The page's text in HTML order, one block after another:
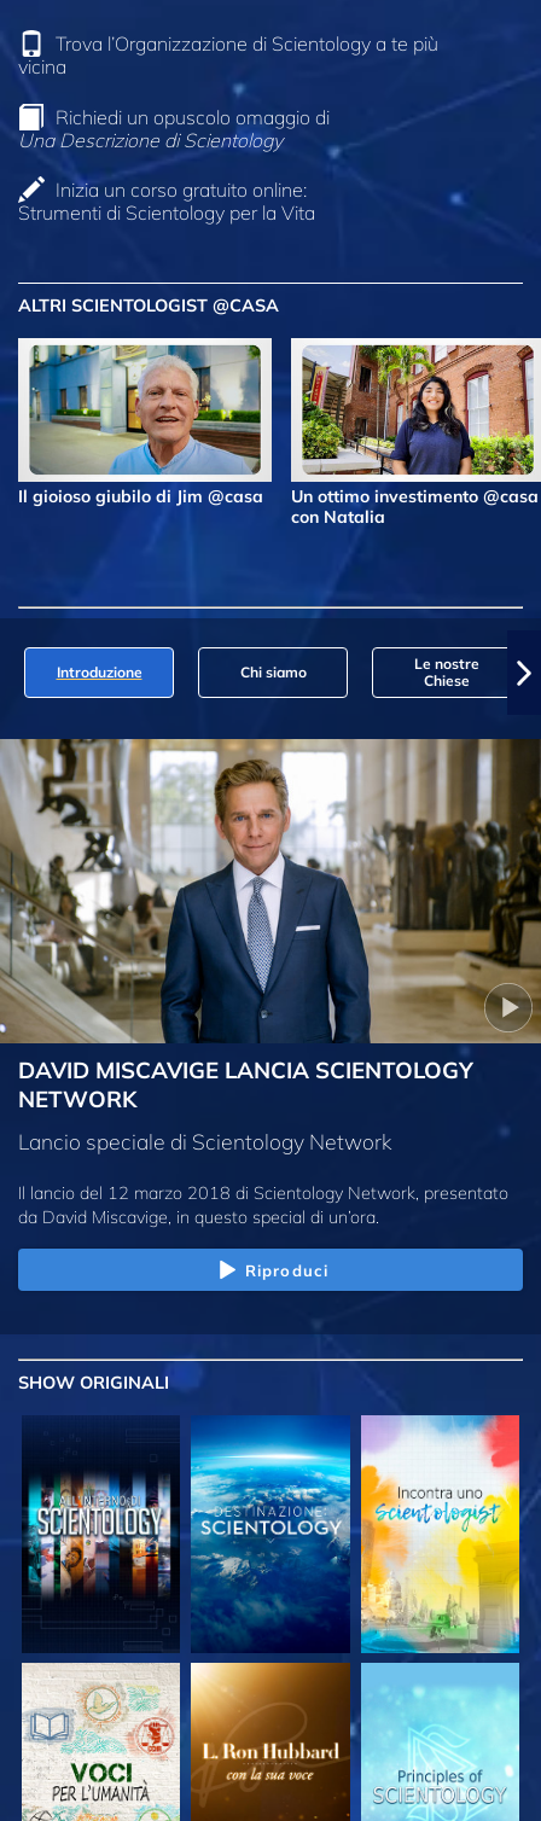
Trova l’Organizzazione di Scientology a te più
vicina
Richiedi un opuscolo omaggio di
Una Descrizione di Scientology
Inizia un corso gratuito online:
Strumenti di Scientology per la Vita
ALTRI SCIENTOLOGIST @CASA
Il gioioso giubilo di Jim @casa
Un ottimo investimento @casa
con Natalia
Introduzione Chi siamo
Le nostre
Chiese
DAVID MISCAVIGE LANCIA SCIENTOLOGY
NETWORK
Lancio speciale di Scientology Network
Il lancio del 12 marzo 2018 di Scientology Network, presentato
da David Miscavige, in questo special di un’ora.
Riproduci
SHOW ORIGINALI
ESPLORA LE
SERIE
ESPLORA LE
SERIE
ESPLORA LE
SERIE